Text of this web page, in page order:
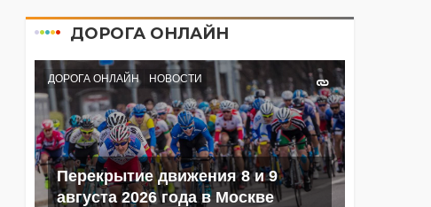
ДОРОГА ОНЛАЙН
ДОРОГА ОНЛАЙН НОВОСТИ
Перекрытие движения 8 и 9
августа 2026 года в Москве